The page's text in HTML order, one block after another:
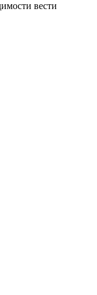
вести